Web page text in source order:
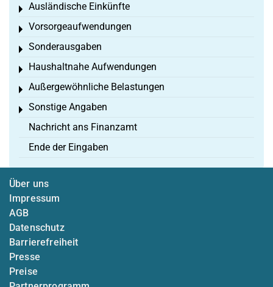
Ausländische Einkünfte
Toggle menu
Vorsorgeaufwendungen
Toggle menu
Sonderausgaben
Toggle menu
Haushaltnahe Aufwendungen
Toggle menu
Außergewöhnliche Belastungen
Toggle menu
Sonstige Angaben
Toggle menu
Nachricht ans Finanzamt
Ende der Eingaben
Über uns
Impressum
AGB
Datenschutz
Barrierefreiheit
Presse
Preise